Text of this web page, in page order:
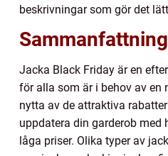
beskrivningar som gör det
Jacka Black Friday är en
för alla som är i behov av en
nytta av de attraktiva
uppdatera din garderob
låga priser. Olika typer av